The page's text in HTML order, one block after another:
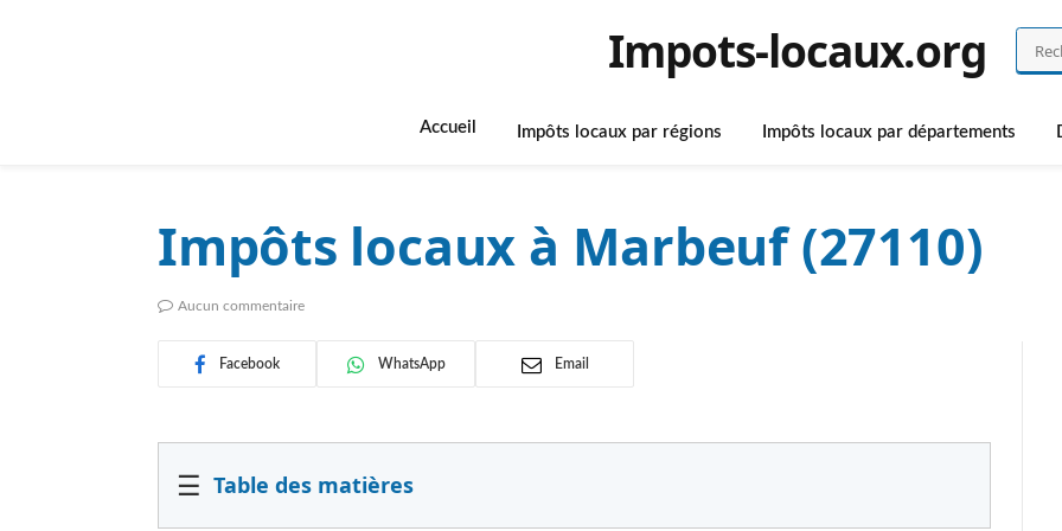
Impots-locaux.org
Accueil Impôts locaux par régions Impôts locaux par départements
Impôts locaux à Marbeuf (27110)
Aucun commentaire
Facebook WhatsApp Email
☰ Table des matières